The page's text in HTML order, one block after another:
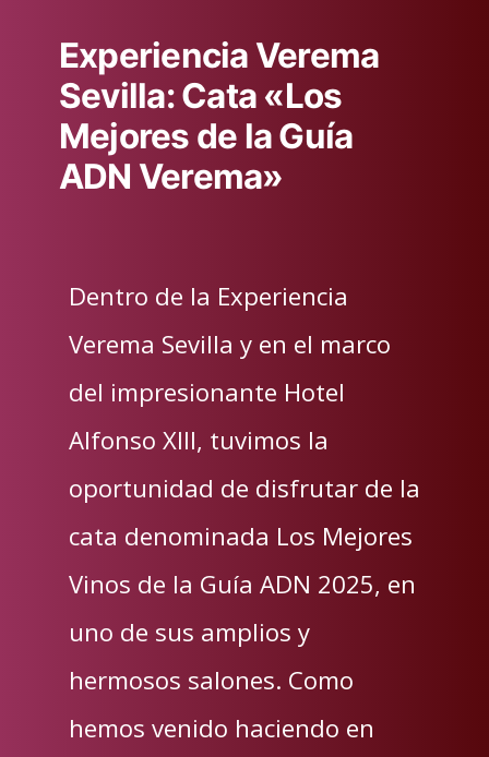
Experiencia Verema
Sevilla: Cata «Los
Mejores de la Guía
ADN Verema»
Dentro de la Experiencia
Verema Sevilla y en el marco
del impresionante Hotel
Alfonso XIII, tuvimos la
oportunidad de disfrutar de la
cata denominada Los Mejores
Vinos de la Guía ADN 2025, en
uno de sus amplios y
hermosos salones. Como
hemos venido haciendo en